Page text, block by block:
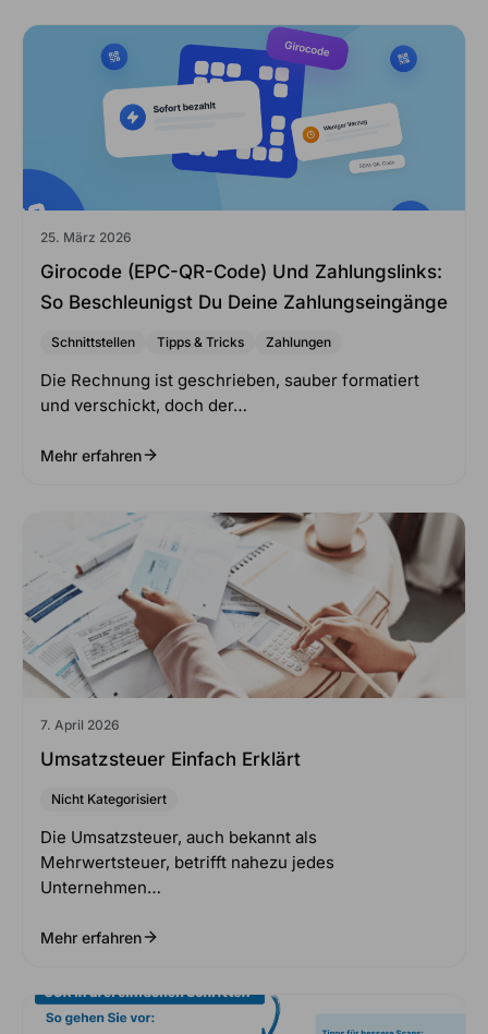
25. März 2026
Girocode (EPC-QR-Code) Und Zahlungslinks:
So Beschleunigst Du Deine Zahlungseingänge
Schnittstellen Tipps & Tricks Zahlungen
Die Rechnung ist geschrieben, sauber formatiert
und verschickt, doch der…
Mehr erfahren
7. April 2026
Umsatzsteuer Einfach Erklärt
Nicht Kategorisiert
Die Umsatzsteuer, auch bekannt als
Mehrwertsteuer, betrifft nahezu jedes
Unternehmen…
Mehr erfahren